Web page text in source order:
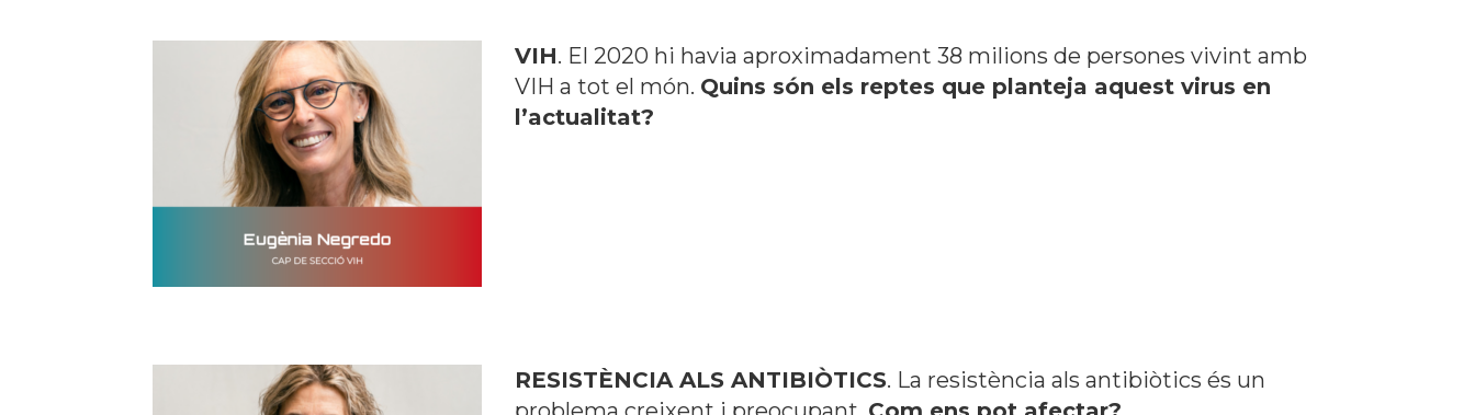
VIH. El 2020 hi havia aproximadament 38 milions de persones vivint amb
VIH a tot el món. Quins són els reptes que planteja aquest virus en
l’actualitat?
RESISTÈNCIA ALS ANTIBIÒTICS. La resistència als antibiòtics és un